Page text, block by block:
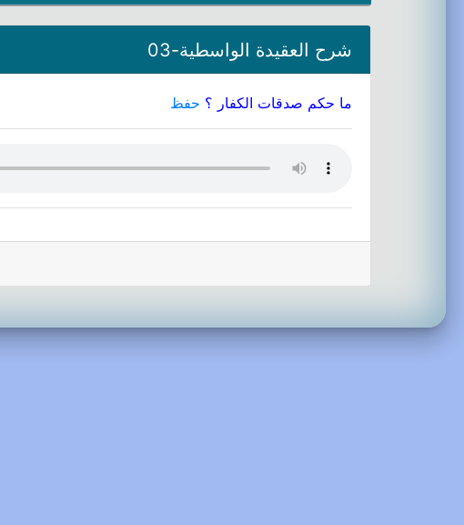
شرح العقيدة الواسطية-03
ما حكم صدقات الكفار ؟ حفظ